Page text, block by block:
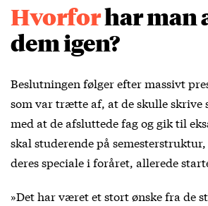
Hvorforhar man
dem igen?
Beslutningen følger efter massivt
som var trætte af, at de skulle skrive
med at de afsluttede fag og gik til
skal studerende på
deres speciale i foråret, allerede
»Det har været et stort ønske fra de